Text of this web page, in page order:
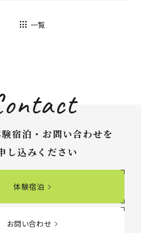
一覧
宿泊・お問い合わせを
し込みください
体験宿泊
お問い合わせ